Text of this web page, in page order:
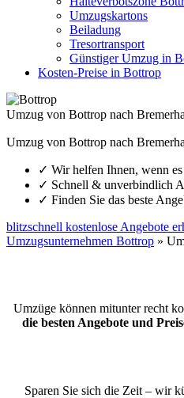
Umzugskartons
Beiladung
Tresortransport
Günstiger Umzug in
Kosten-Preise in Bottrop
Umzug von Bottrop nach
Umzug von Bottrop nach
✓ Wir helfen Ihnen, wenn
✓ Schnell & unverbindlich
✓ Finden Sie das beste
blitzschnell kostenlose Angebote
Umzugsunternehmen Bottrop »
Umzüge können mitunter recht
die besten Angebote und
Sparen Sie sich die Zeit – wir